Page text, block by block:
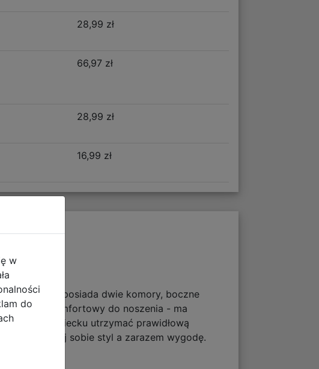
28,99 zł
66,97 zł
28,99 zł
16,99 zł
Plecak posiada dwie komory, boczne
komfortowy do noszenia - ma
pozwala dziecku utrzymać prawidłową
ceniącej sobie styl a zarazem wygodę.
w
do